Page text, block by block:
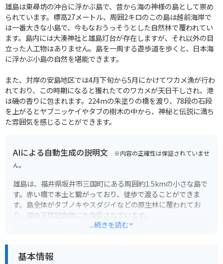
雄島は東尋坊の沖合に浮かぶ島で、昔から海の神様の島として崇め
られています。標高27メートル、周囲2キロのこの島は越前海岸で
は一番大きな小島で、今もなおうっそうとした自然林で覆われてい
ます。島内には大湊神社と雄島灯台が存在しますが、それ以外の目
立った人工物はありません。島を一周する遊歩道を歩くと、日本海
に浮かぶ小島の自然を堪能できます。
また、対岸の安島地区では4月下旬から5月にかけてワカメ漁が行わ
れており、この時期になると獲れたてのワカメが天日干しされ、港
は磯の香りに包まれます。224mの朱塗りの橋を渡り、78段の石段
を上がるとヤブニッケイやタブの樹木の中から、神秘と伝説に満ち
た雰囲気を感じることができます。
AIによる自動生成の説明文 ※内容の正確性は保証されていませ
ん。
雄島は、福井県坂井市三国町にある周囲約1.5kmの小さな島で
す。赤い橋で本土と繋がっており、徒歩で渡ることができま
す。島全体がタブノキやスダジイなどの原生林に覆われてお
り、国の天然記念物にも指定されています。
に、この島で風待ちをしたという伝説も残っています。島の周
...続きを読む
基本情報